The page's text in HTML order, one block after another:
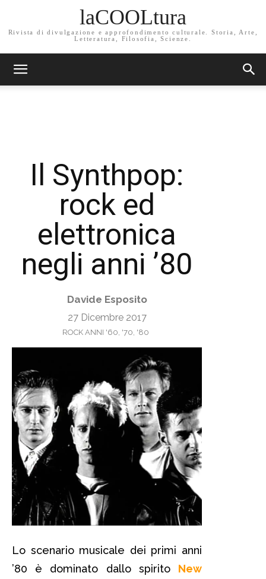
laCOOLtura
Rivista di divulgazione e approfondimento culturale. Storia, Arte,
Letteratura, Filosofia, Scienze.
Il Synthpop:
rock ed
elettronica
negli anni ’80
Davide Esposito
27 Dicembre 2017
ROCK ANNI '60, '70, '80
Lo scenario musicale dei primi anni
’80 è dominato dallo spirito New